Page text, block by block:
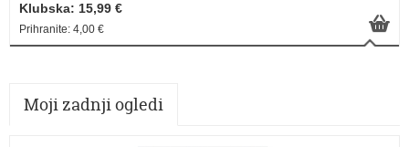
Klubska: 15,99 €
Prihranite: 4,00 €
Moji zadnji ogledi